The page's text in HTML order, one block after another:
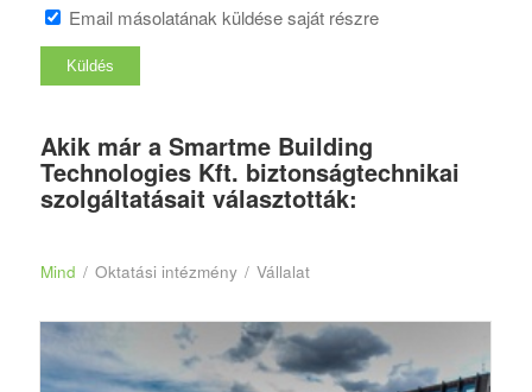
Email másolatának küldése saját részre
Akik már a Smartme Building
Technologies Kft. biztonságtechnikai
szolgáltatásait választották:
Mind / Oktatási intézmény / Vállalat